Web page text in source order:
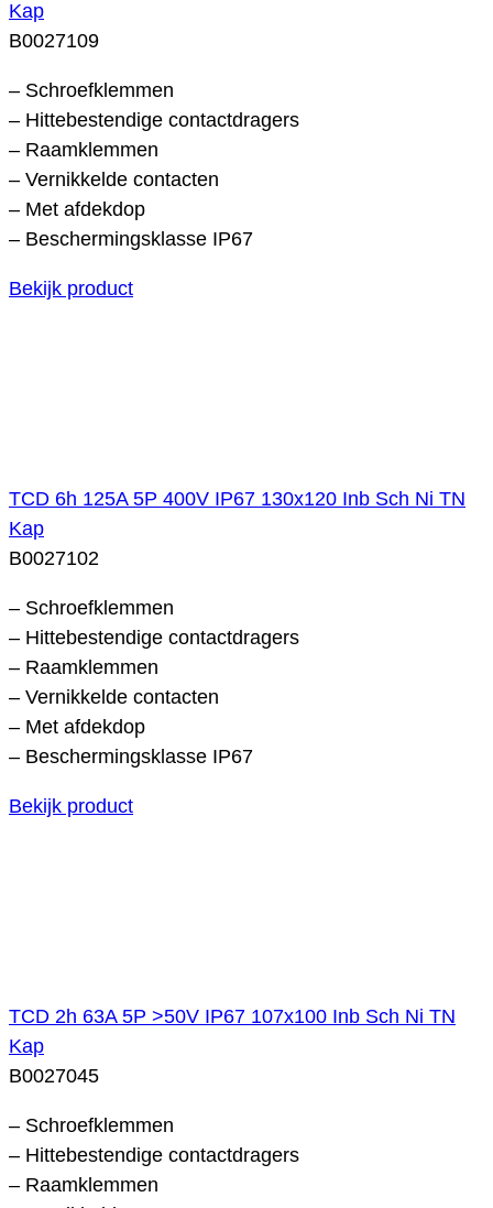
Kap
B0027109
– Schroefklemmen
– Hittebestendige contactdragers
– Raamklemmen
– Vernikkelde contacten
– Met afdekdop
– Beschermingsklasse IP67
Bekijk product
TCD 6h 125A 5P 400V IP67 130x120 Inb Sch Ni TN
Kap
B0027102
– Schroefklemmen
– Hittebestendige contactdragers
– Raamklemmen
– Vernikkelde contacten
– Met afdekdop
– Beschermingsklasse IP67
Bekijk product
TCD 2h 63A 5P >50V IP67 107x100 Inb Sch Ni TN
Kap
B0027045
– Schroefklemmen
– Hittebestendige contactdragers
– Raamklemmen